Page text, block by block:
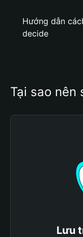
Hướng dẫn
decide
Tại sao nên
Lưu